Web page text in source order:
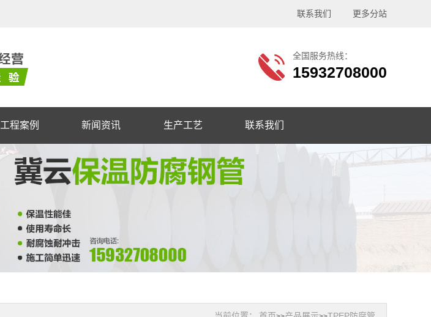
联系我们 更多分站
全国服务热线：
15932708000
工程案例 新闻资讯 生产工艺 联系我们